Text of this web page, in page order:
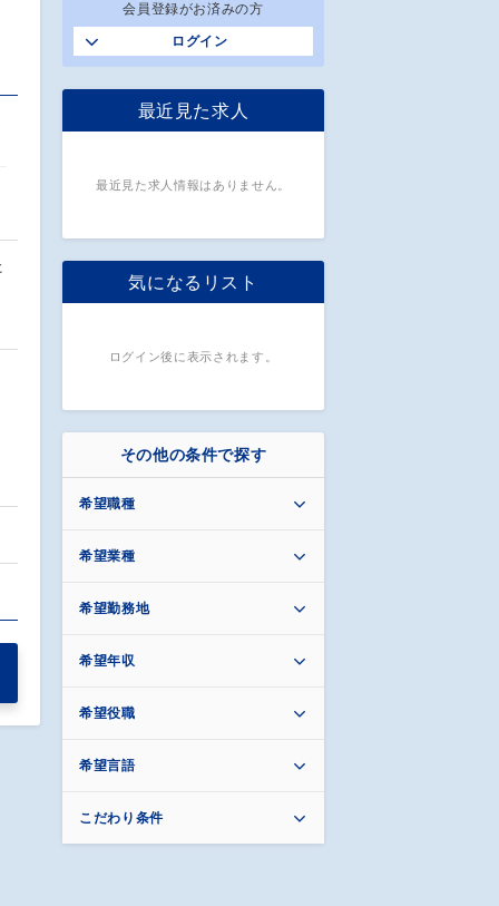
会員登録がお済みの方
ログイン
最近見た求人
最近見た求人情報はありません。
気になるリスト
ログイン後に表示されます。
その他の条件で探す
希望職種
希望業種
希望勤務地
希望年収
希望役職
希望言語
こだわり条件